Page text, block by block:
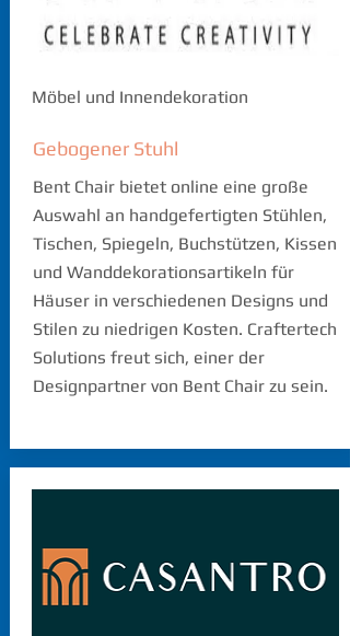
Möbel und Innendekoration
Gebogener Stuhl
Bent Chair bietet online eine große
Auswahl an handgefertigten Stühlen,
Tischen, Spiegeln, Buchstützen, Kissen
und Wanddekorationsartikeln für
Häuser in verschiedenen Designs und
Stilen zu niedrigen Kosten. Craftertech
Solutions freut sich, einer der
Designpartner von Bent Chair zu sein.